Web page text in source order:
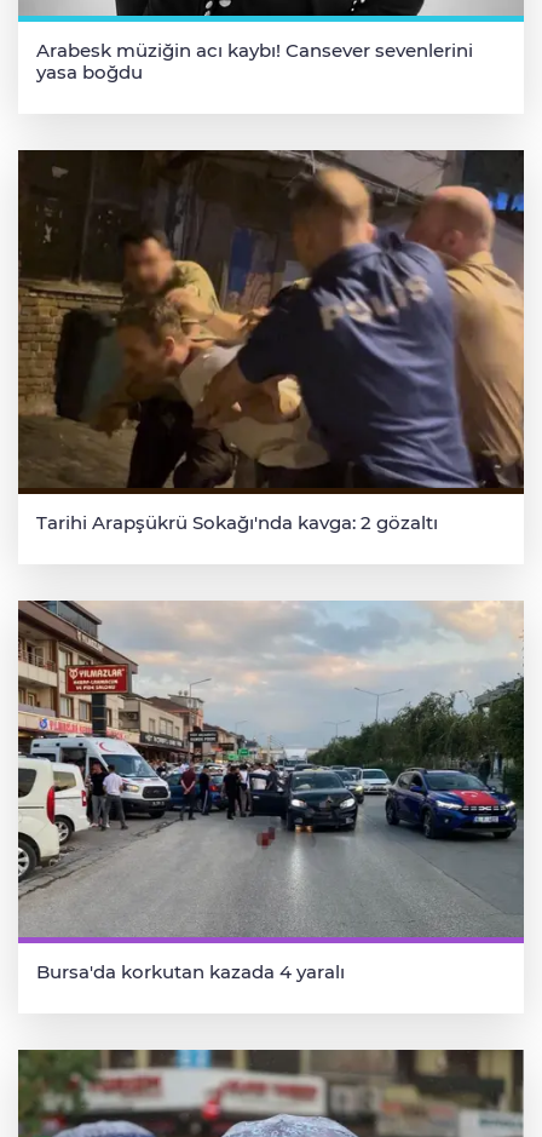
Arabesk müziğin acı kaybı! Cansever sevenlerini
yasa boğdu
Tarihi Arapşükrü Sokağı'nda kavga: 2 gözaltı
Bursa'da korkutan kazada 4 yaralı